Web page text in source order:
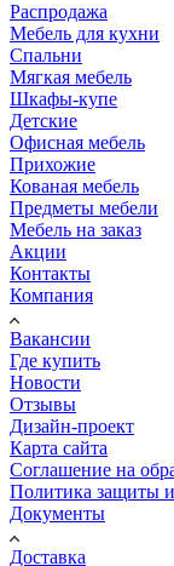
Распродажа
Мебель для кухни
Спальни
Мягкая мебель
Шкафы-купе
Детские
Офисная мебель
Прихожие
Кованая мебель
Предметы мебели
Мебель на заказ
Акции
Контакты
Компания
Вакансии
Где купить
Новости
Отзывы
Дизайн-проект
Карта сайта
Соглашение на
Политика защиты
Документы
Доставка